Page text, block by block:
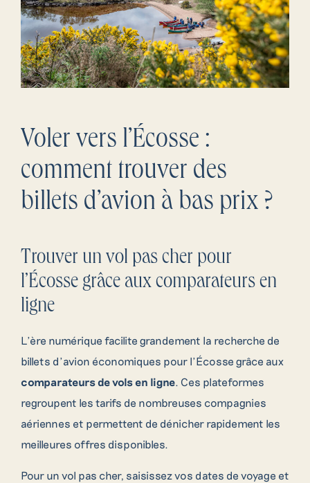
Voler vers l’Écosse :
comment trouver des
billets d’avion à bas prix ?
Trouver un vol pas cher pour
l’Écosse grâce aux comparateurs en
ligne
L’ère numérique facilite grandement la recherche de
billets d’avion économiques pour l’Écosse grâce aux
comparateurs de vols en ligne. Ces plateformes
regroupent les tarifs de nombreuses compagnies
aériennes et permettent de dénicher rapidement les
meilleures offres disponibles.
Pour un vol pas cher, saisissez vos dates de voyage et